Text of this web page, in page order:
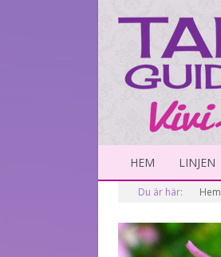
HEM LINJEN
Du är här: Hem